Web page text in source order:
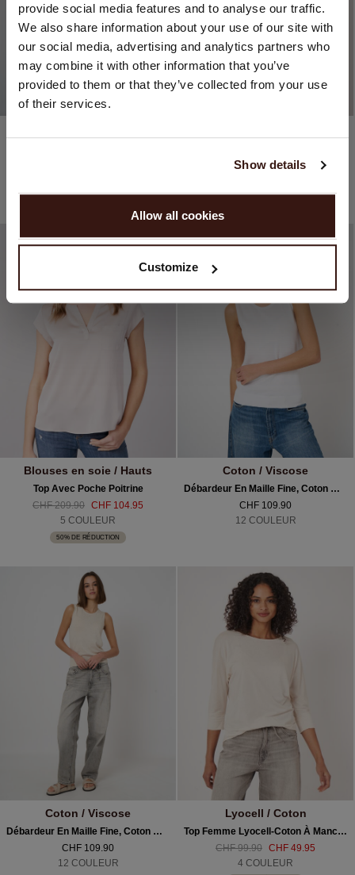
provide social media features and to analyse our traffic.
We also share information about your use of our site with
our social media, advertising and analytics partners who
may combine it with other information that you’ve
provided to them or that they’ve collected from your use
of their services.
Show details
Allow all cookies
Customize
CHF 209.90
CHF 149.90
29% DE RÉDUCTION
Blouses en soie / Hauts
Top Avec Poche Poitrine
CHF 209.90 CHF 104.95
5 COULEUR
50% DE RÉDUCTION
Coton / Viscose
Débardeur En Maille Fine, Coton Mélangé
CHF 109.90
12 COULEUR
Coton / Viscose
Débardeur En Maille Fine, Coton Mélangé
CHF 109.90
12 COULEUR
Lyocell / Coton
Top Femme Lyocell-Coton À Manches Chauve-Souris 3/4
CHF 99.90 CHF 49.95
4 COULEUR
Vous visitez Repeat cashmere depuis Suisse (CHF).
Souhaitez-vous mettre à jour votre localisation ?
États-Unis ($)
CONTINUER